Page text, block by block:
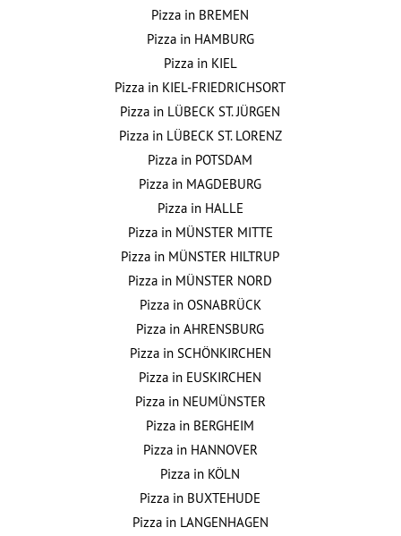
Pizza in BREMEN
Pizza in HAMBURG
Pizza in KIEL
Pizza in KIEL-FRIEDRICHSORT
Pizza in LÜBECK ST. JÜRGEN
Pizza in LÜBECK ST. LORENZ
Pizza in POTSDAM
Pizza in MAGDEBURG
Pizza in HALLE
Pizza in MÜNSTER MITTE
Pizza in MÜNSTER HILTRUP
Pizza in MÜNSTER NORD
Pizza in OSNABRÜCK
Pizza inAHRENSBURG
Pizza in SCHÖNKIRCHEN
Pizza in EUSKIRCHEN
Pizza in NEUMÜNSTER
Pizza in BERGHEIM
Pizza in HANNOVER
Pizza in KÖLN
Pizza in BUXTEHUDE
Pizza in LANGENHAGEN